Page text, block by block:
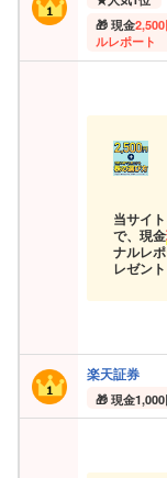
現金
ルレポート
当サイ
で、現金
ナルレ
レゼント
楽天証券
現金